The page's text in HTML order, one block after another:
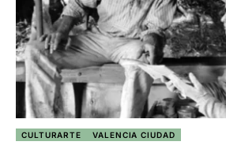
CULTURARTE VALENCIA CIUDAD